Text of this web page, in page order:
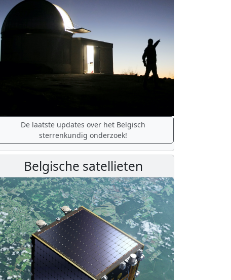
De laatste updates over het Belgisch
sterrenkundig onderzoek!
Belgische satellieten